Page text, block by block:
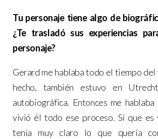
Tu personaje tiene algo de
¿Te trasladó sus experiencias
personaje?
Gerard me hablaba todo el tiempo del
hecho, también estuvo en
autobiográfica. Entonces me
vivió él todo ese proceso. Sí que es
tenía muy claro lo que quería